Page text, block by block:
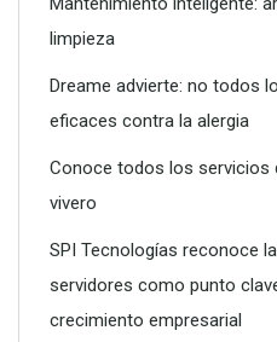
limpieza
Dreame advierte: no todos
eficaces contra la alergia
Conoce todos los servicios
vivero
SPI Tecnologías reconoce
servidores como punto
crecimiento empresarial